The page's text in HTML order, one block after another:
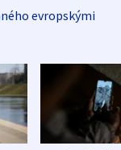
evropskými